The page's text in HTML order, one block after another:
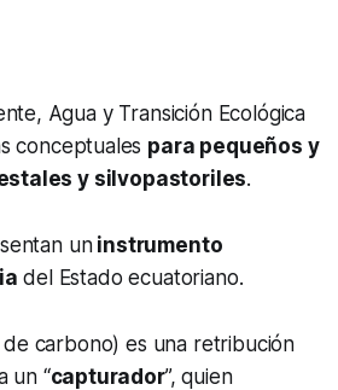
Agua y Transición Ecológica
conceptuales para pequeños y
y silvopastoriles.
uninstrumento
del Estado ecuatoriano.
carbono) es una retribución
un “capturador”, quien